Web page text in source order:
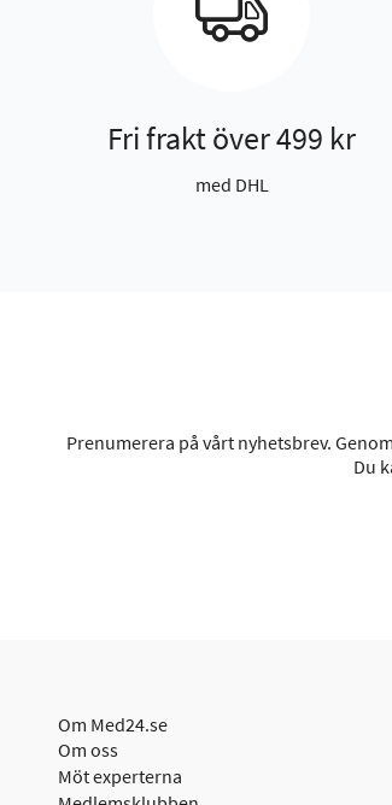
Fri frakt över 499 kr
med DHL
Prenumerera på vårt nyhetsbrev.
Du
Om Med24.se
Om oss
Möt experterna